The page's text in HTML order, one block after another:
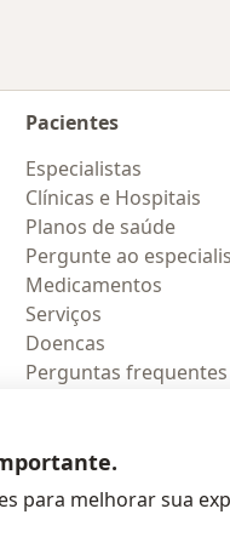
Pacientes
Especialistas
Clínicas e Hospitais
Planos de saúde
Pergunte ao
Medicamentos
Serviços
Doencas
Perguntas frequentes
abre
para melhorar sua